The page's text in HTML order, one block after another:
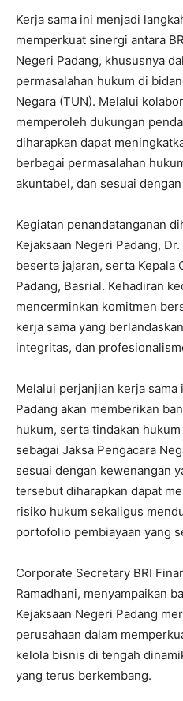
Kerja sama ini menjadi
memperkuat sinergi antara
Negeri Padang, khususnya
permasalahan hukum di
Negara (TUN). Melalui
memperoleh dukungan
diharapkan dapat
berbagai permasalahan
akuntabel, dan sesuai
Kegiatan penandatanganan
Kejaksaan Negeri Padang,
beserta jajaran, serta Kepala
Padang, Basrial. Kehadiran
mencerminkan komitmen
kerja sama yang
integritas, dan
Melalui perjanjian kerja sama
Padang akan memberikan
hukum, serta tindakan
sebagai Jaksa Pengacara
sesuai dengan kewenangan
tersebut diharapkan dapat
risiko hukum sekaligus
portofolio pembiayaan yang
Corporate Secretary BRI
Ramadhani, menyampaikan
Kejaksaan Negeri Padang
perusahaan dalam
kelola bisnis di tengah
yang terus berkembang.